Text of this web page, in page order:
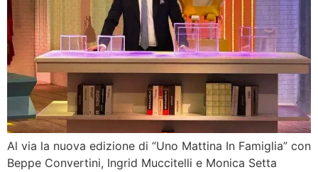
Al via la nuova edizione di “Uno Mattina In Famiglia” con
Beppe Convertini, Ingrid Muccitelli e Monica Setta